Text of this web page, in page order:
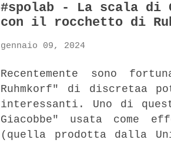
#spolab - La scala di
con il rocchetto di
gennaio 09, 2024
Recentemente sono
Ruhmkorf" di discretaa
interessanti. Uno di
Giacobbe" usata come
(quella prodotta dalla